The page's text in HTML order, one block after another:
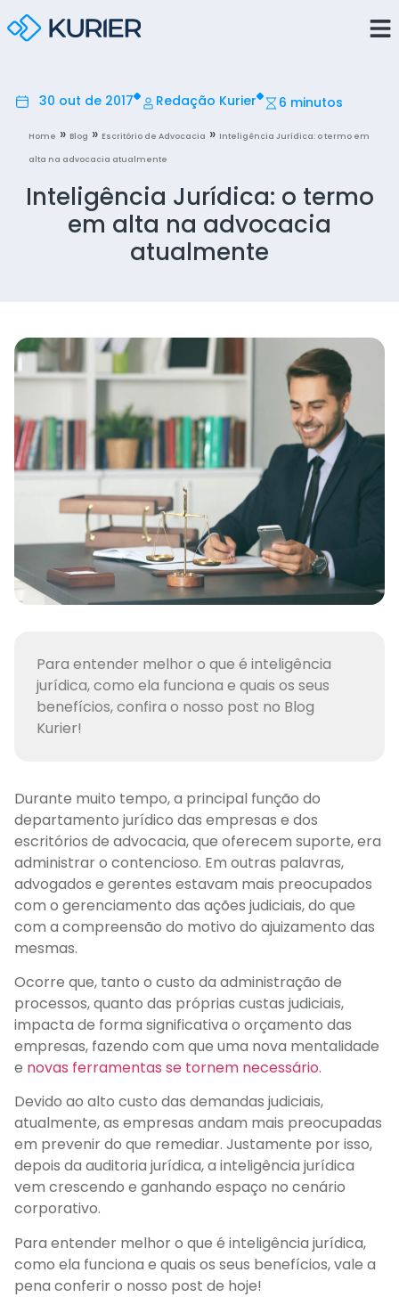
30 out de 2017 Redação Kurier 6 minutos
Home » Blog » Escritório de Advocacia » Inteligência Jurídica: o termo em
alta na advocacia atualmente
Inteligência Jurídica: o termo
em alta na advocacia
atualmente
Para entender melhor o que é inteligência
jurídica, como ela funciona e quais os seus
benefícios, confira o nosso post no Blog
Kurier!
Durante muito tempo, a principal função do
departamento jurídico das empresas e dos
escritórios de advocacia, que oferecem suporte, era
administrar o contencioso. Em outras palavras,
advogados e gerentes estavam mais preocupados
com o gerenciamento das ações judiciais, do que
com a compreensão do motivo do ajuizamento das
mesmas.
Ocorre que, tanto o custo da administração de
processos, quanto das próprias custas judiciais,
impacta de forma significativa o orçamento das
empresas, fazendo com que uma nova mentalidade
e novas ferramentas se tornem necessário.
Devido ao alto custo das demandas judiciais,
atualmente, as empresas andam mais preocupadas
em prevenir do que remediar. Justamente por isso,
depois da auditoria jurídica, a inteligência jurídica
vem crescendo e ganhando espaço no cenário
corporativo.
Para entender melhor o que é inteligência jurídica,
como ela funciona e quais os seus benefícios, vale a
pena conferir o nosso post de hoje!